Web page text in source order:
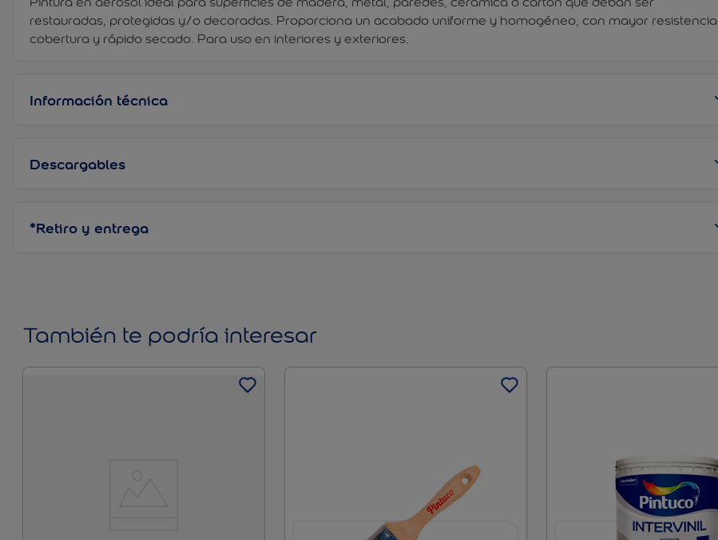
restauradas, protegidas y/o decoradas. Proporciona un acabado uniforme y homogéneo, con mayor resistencia,
cobertura y rápido secado. Para uso en interiores y exteriores.
Información técnica
Descargables
*Retiro y entrega
También te podría interesar